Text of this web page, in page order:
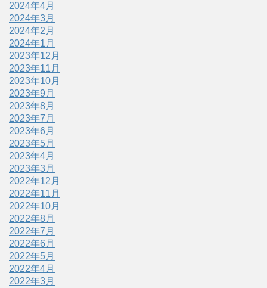
2024年4月
2024年3月
2024年2月
2024年1月
2023年12月
2023年11月
2023年10月
2023年9月
2023年8月
2023年7月
2023年6月
2023年5月
2023年4月
2023年3月
2022年12月
2022年11月
2022年10月
2022年8月
2022年7月
2022年6月
2022年5月
2022年4月
2022年3月